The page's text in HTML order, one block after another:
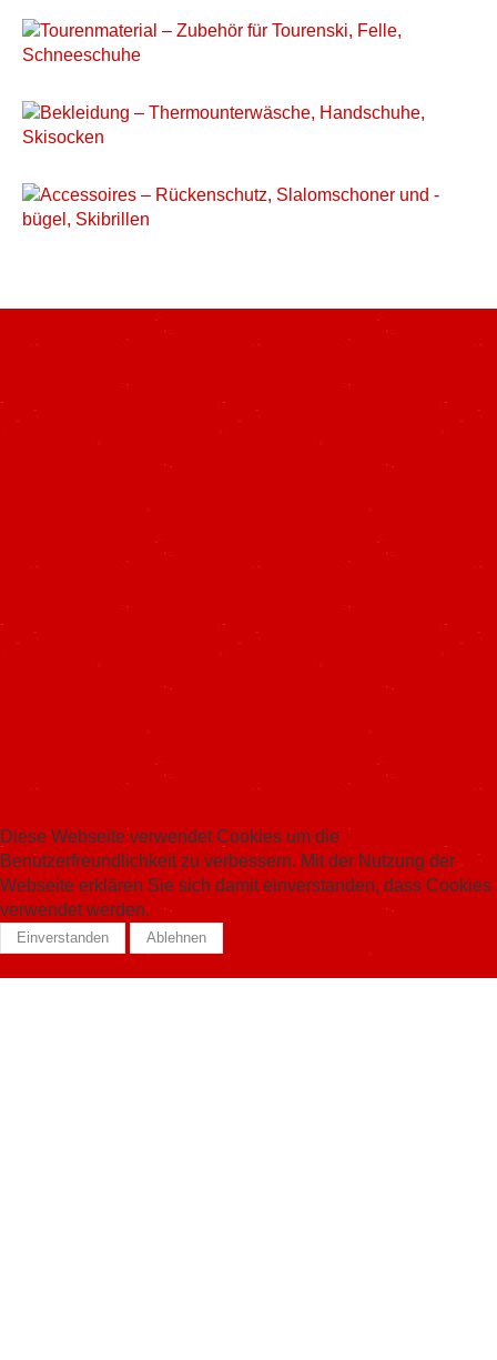
Diese Webseite verwendet Cookies um die
Benutzerfreundlichkeit zu verbessern. Mit der Nutzung der
Webseite erklären Sie sich damit einverstanden, dass Cookies
verwendet werden.
Einverstanden Ablehnen